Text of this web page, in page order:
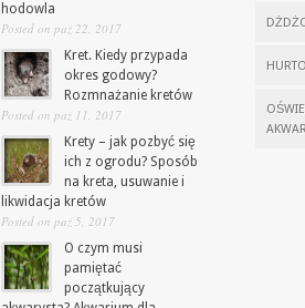
hodowla
Posted on paź 22, 2017
Kret. Kiedy przypada
okres godowy?
Rozmnażanie kretów
Posted on paź 11, 2017
Krety – jak pozbyć się
ich z ogrodu? Sposób
na kreta, usuwanie i
likwidacja kretów
Posted on paź 5, 2017
O czym musi
pamiętać
początkujący